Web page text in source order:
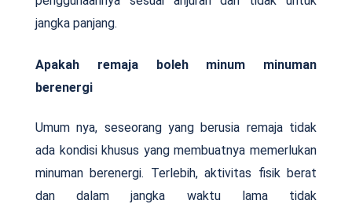
jangka panjang.
Apakah remaja boleh minum minuman
berenergi
Umum nya, seseorang yang berusia remaja tidak
ada kondisi khusus yang membuatnya memerlukan
minuman berenergi. Terlebih, aktivitas fisik berat
dan dalam jangka waktu lama tidak